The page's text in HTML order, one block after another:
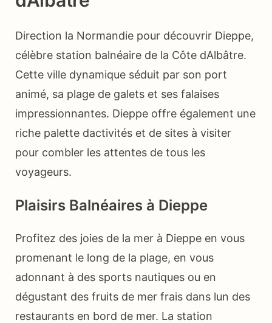
Direction la Normandie pour découvrir Dieppe,
célèbre station balnéaire de la Côte dAlbâtre.
Cette ville dynamique séduit par son port
animé, sa plage de galets et ses falaises
impressionnantes. Dieppe offre également une
riche palette dactivités et de sites à visiter
pour combler les attentes de tous les
voyageurs.
Plaisirs Balnéaires à Dieppe
Profitez des joies de la mer à Dieppe en vous
promenant le long de la plage, en vous
adonnant à des sports nautiques ou en
dégustant des fruits de mer frais dans lun des
restaurants en bord de mer. La station